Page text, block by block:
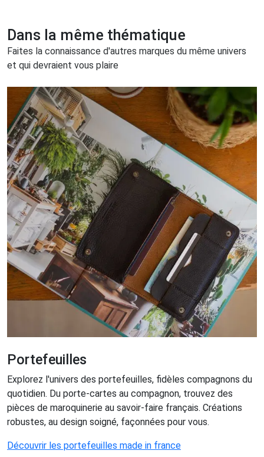
Dans la même thématique
Faites la connaissance d'autres marques du même univers
et qui devraient vous plaire
Portefeuilles
Explorez l'univers des portefeuilles, fidèles compagnons du
quotidien. Du porte-cartes au compagnon, trouvez des
pièces de maroquinerie au savoir-faire français. Créations
robustes, au design soigné, façonnées pour vous.
Découvrir les portefeuilles made in france